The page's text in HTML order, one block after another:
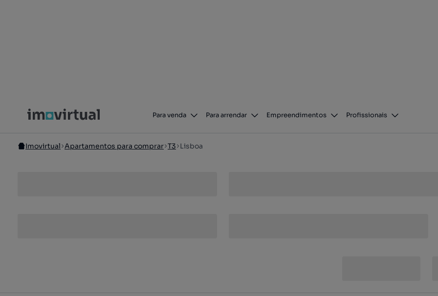
Para venda Para arrendar Empreendimentos Profissionais
Imovirtual Apartamentos para comprar T3 Lisboa